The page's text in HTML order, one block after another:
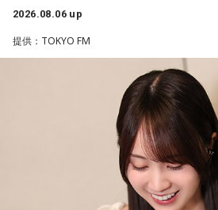
設。引退後すぐに次の活躍先が決まら
施設で話を聞いた菅井は、「そういう
な、素晴らしい素敵な取り組みだなと
いて思いました」と感想を述べ、競走
新たな役割を得られる環境の大切さを
また、菅井は競馬の仕事をきっかけ
2026.08.06 up
提供：TOKYO FM